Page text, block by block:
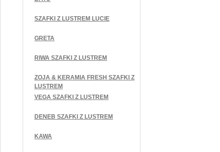
SZAFKI Z LUSTREM LUCIE
GRETA
RIWA SZAFKI Z LUSTREM
ZOJA & KERAMIA FRESH SZAFKI Z
LUSTREM
VEGA SZAFKI Z LUSTREM
DENEB SZAFKI Z LUSTREM
KAWA